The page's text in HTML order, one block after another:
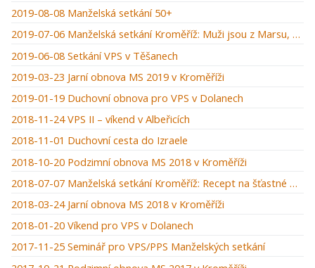
2019-08-08 Manželská setkání 50+
2019-07-06 Manželská setkání Kroměříž: Muži jsou z Marsu, ženy z Venuše
2019-06-08 Setkání VPS v Těšanech
2019-03-23 Jarní obnova MS 2019 v Kroměříži
2019-01-19 Duchovní obnova pro VPS v Dolanech
2018-11-24 VPS II – víkend v Albeřicích
2018-11-01 Duchovní cesta do Izraele
2018-10-20 Podzimní obnova MS 2018 v Kroměříži
2018-07-07 Manželská setkání Kroměříž: Recept na šťastné manželství
2018-03-24 Jarní obnova MS 2018 v Kroměříži
2018-01-20 Víkend pro VPS v Dolanech
2017-11-25 Seminář pro VPS/PPS Manželských setkání